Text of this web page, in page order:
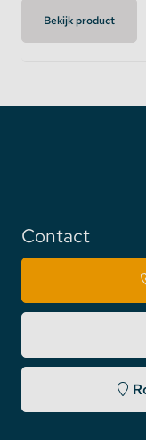
Bekijk product
Contact